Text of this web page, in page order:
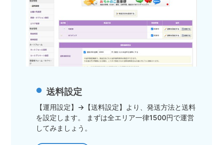
送料設定
【運用設定】→【送料設定】より、発送方法と送料
を設定します。 まずは全エリア一律1500円で運営
してみましょう。